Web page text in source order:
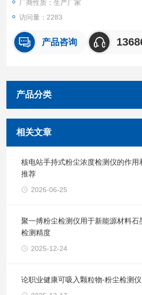
厂商性质：生产厂家
访问量：2283
产品咨询
产品分类
相关文章
核电站手持式粉尘浓度检测仪的作用
推荐
2026-06-25
聚一搏粉尘检测仪用于新能源材料石
检测精度
2025-12-24
论职业健康可吸入颗粒物-粉尘检测